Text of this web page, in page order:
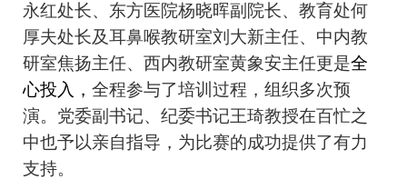
永红处长、东方医院杨晓晖副院长、教育处何
厚夫处长及耳鼻喉教研室刘大新主任、中内教
研室焦扬主任、西内教研室黄象安主任更是全
心投入， 全程参与了培训过程，组织多次预
演。党委副书记、纪委书记王琦教授在百忙之
中也予以亲自指导，为比赛的成功提供了有力
支持。